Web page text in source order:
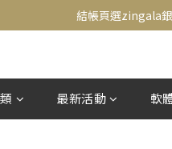
新會員送500！滿額最高回饋
結帳頁選zingala
新會員送500！滿額最高回饋
最新活動 軟